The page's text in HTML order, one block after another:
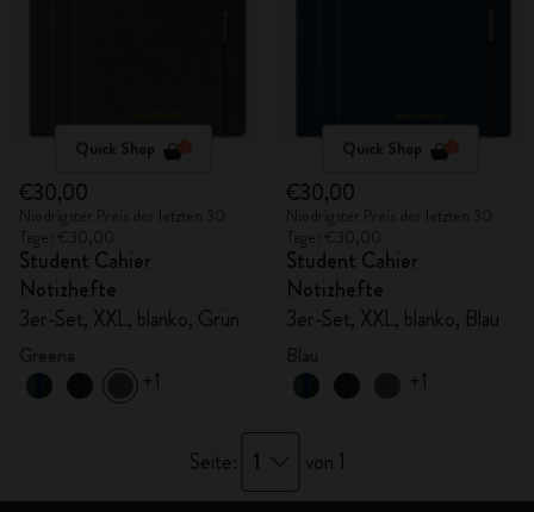
Quick Shop
€30,00
Student Cahier
Notizhefte
3er-Set, XXL, blanko, Grün
+1
Quick Shop
€30,00
Student Cahier
Notizhefte
3er-Set, XXL, blanko, Blau
+1
Seite: 1 von 1